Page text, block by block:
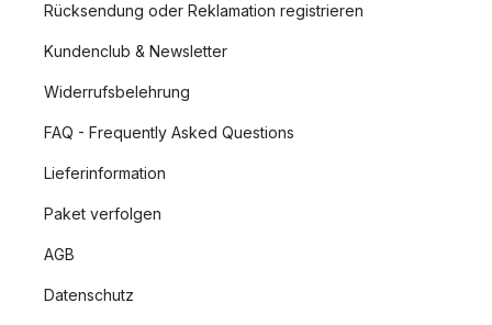
Rücksendung oder Reklamation registrieren
Kundenclub & Newsletter
Widerrufsbelehrung
FAQ - Frequently Asked Questions
Lieferinformation
Paket verfolgen
AGB
Datenschutz